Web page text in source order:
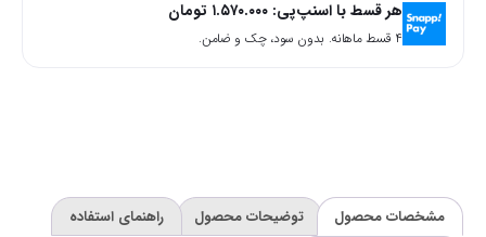
هر قسط با اسنپ‌پی: ۱.۵۷۰.۰۰۰ تومان
۴ قسط ماهانه. بدون سود، چک و ضامن.
مشخصات محصول توضیحات محصول
راهنمای استفاده